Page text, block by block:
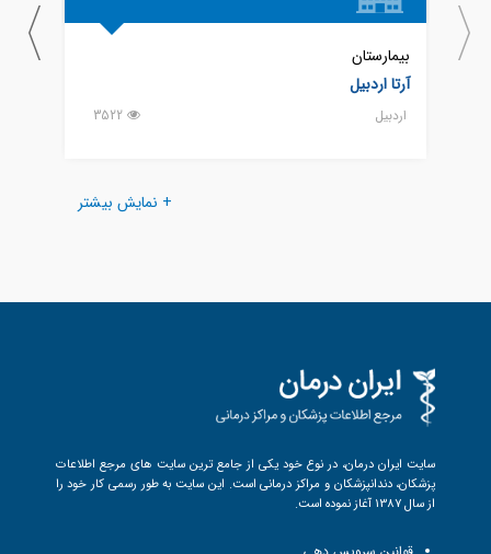
بیمارستان
آرتا اردبیل
اردبيل 3522
+ نمایش بیشتر
سایت ایران درمان، در نوع خود یکی از جامع ترین سایت های مرجع اطلاعات
پزشکان، دندانپزشکان و مراکز درمانی است. این سایت به طور رسمی کار خود را
از سال 1387 آغاز نموده است.